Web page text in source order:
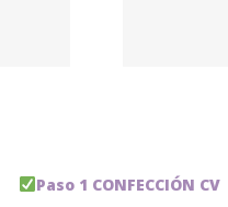
Paso 1 CONFECCIÓN CV